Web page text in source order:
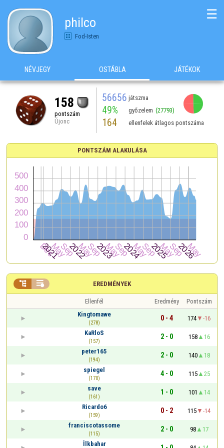
philco
Fod-Isten
☰
NÉVJEGY OSTÁBLA JÁTÉKOK
158
pontszám
Újonc
56656 játszma
49% győzelem (27793)
164 ellenfelek átlagos pontszáma
PONTSZÁM ALAKULÁSA
EREDMÉNYEK
 
Ellenfél Eredmény
Pontszám
Kingtomawe
(278)
0 - 4 174
-16
KaRloS
(157)
2 - 0 158
16
peter165
(194)
2 - 0 140
18
spiegel
(170)
4 - 0 115
25
save
(161)
1 - 0 101
14
Ricardo6
(159)
0 - 2 115
-14
franciscotassome
(115)
2 - 0 98
17
İlkbahar